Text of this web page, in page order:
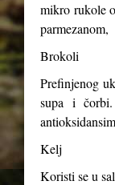
mikro rukole
Brokoli
Prefinjenog
supa i
Kelj
Koristi se u